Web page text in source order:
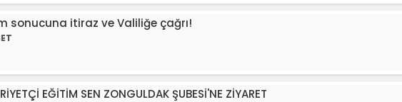
sonucuna itiraz ve Valiliğe çağrı!
EĞİTİM SEN ZONGULDAK ŞUBESİ'NE ZİYARET